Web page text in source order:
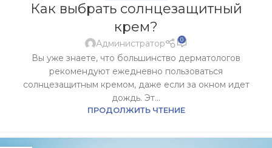
Как выбрать солнцезащитный
крем?
Администратор 0
Вы уже знаете, что большинство дерматологов
рекомендуют ежедневно пользоваться
солнцезащитным кремом, даже если за окном идет
дождь. Эт...
ПРОДОЛЖИТЬ ЧТЕНИЕ